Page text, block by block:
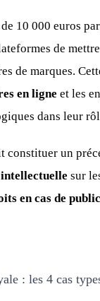
10 000 euros
de
de marques.
en ligne et les
dans leur
constituer un
sur
en cas de